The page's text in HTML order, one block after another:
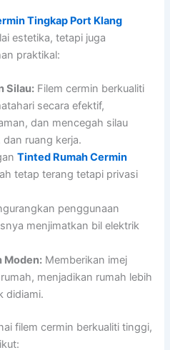
Tingkap Port Klang
estetika, tetapi juga
praktikal:
Silau: Filem cermin berkualiti
secara efektif,
dan mencegah silau
ruang kerja.
Tinted Rumah Cermin
tetap terang tetapi privasi
penggunaan
menjimatkan bil elektrik
Moden: Memberikan imej
menjadikan rumah lebih
didiami.
filem cermin berkualiti tinggi,